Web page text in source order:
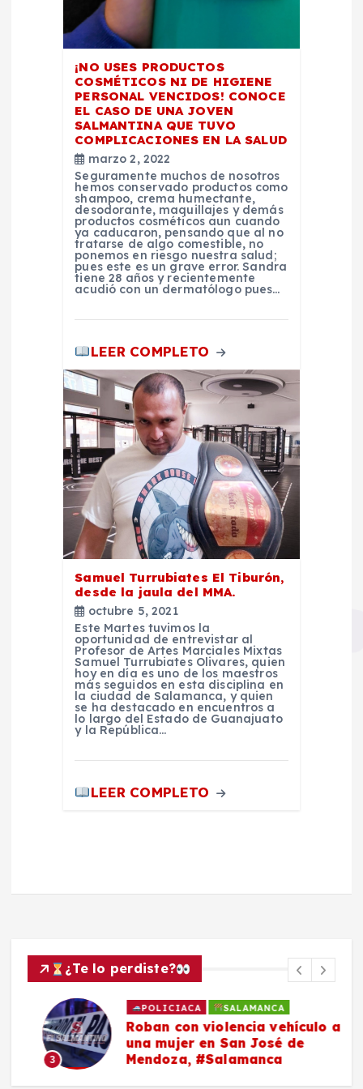
¡NO USES PRODUCTOS
COSMÉTICOS NI DE HIGIENE
PERSONAL VENCIDOS! CONOCE
EL CASO DE UNA JOVEN
SALMANTINA QUE TUVO
COMPLICACIONES EN LA SALUD
marzo 2, 2022
Seguramente muchos de nosotros
hemos conservado productos como
shampoo, crema humectante,
desodorante, maquillajes y demás
productos cosméticos aun cuando
ya caducaron, pensando que al no
tratarse de algo comestible, no
ponemos en riesgo nuestra salud;
pues este es un grave error. Sandra
tiene 28 años y recientemente
acudió con un dermatólogo pues…
LEER COMPLETO
Samuel Turrubiates El Tiburón,
desde la jaula del MMA.
octubre 5, 2021
Este Martes tuvimos la
oportunidad de entrevistar al
Profesor de Artes Marciales Mixtas
Samuel Turrubiates Olivares, quien
hoy en día es uno de los maestros
más seguidos en esta disciplina en
la ciudad de Salamanca, y quien
se ha destacado en encuentros a
lo largo del Estado de Guanajuato
y la República…
LEER COMPLETO
¿Te lo perdiste?
POLICIACA SALAMANCA
Roban con violencia vehículo a
una mujer en San José de
Mendoza, #Salamanca